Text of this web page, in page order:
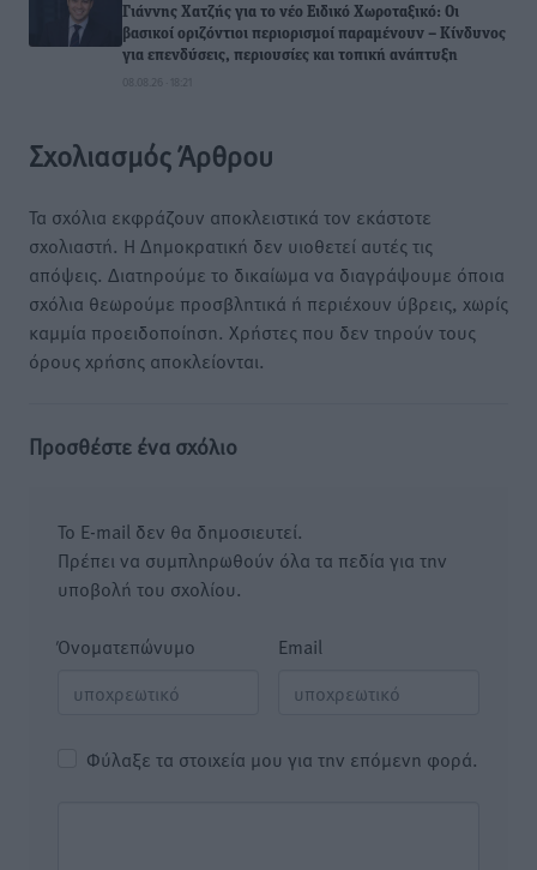
Γιάννης Χατζής για το νέο Ειδικό Χωροταξικό: Οι
βασικοί οριζόντιοι περιορισμοί παραμένουν – Κίνδυνος
για επενδύσεις, περιουσίες και τοπική ανάπτυξη
08.08.26 · 18:21
Σχολιασμός Άρθρου
Τα σχόλια εκφράζουν αποκλειστικά τον εκάστοτε
σχολιαστή. Η Δημοκρατική δεν υιοθετεί αυτές τις
απόψεις. Διατηρούμε το δικαίωμα να διαγράψουμε όποια
σχόλια θεωρούμε προσβλητικά ή περιέχουν ύβρεις, χωρίς
καμμία προειδοποίηση. Χρήστες που δεν τηρούν τους
όρους χρήσης αποκλείονται.
Προσθέστε ένα σχόλιο
Το E-mail δεν θα δημοσιευτεί.
Πρέπει να συμπληρωθούν όλα τα πεδία για την
υποβολή του σχολίου.
Όνοματεπώνυμο Email
Φύλαξε τα στοιχεία μου για την επόμενη φορά.